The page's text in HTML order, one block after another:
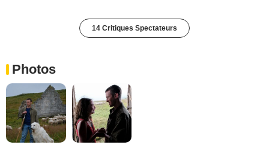
14 Critiques Spectateurs
Photos